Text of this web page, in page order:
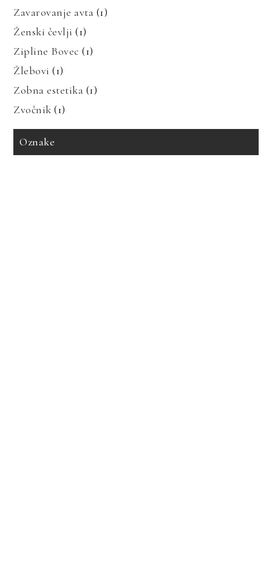
Zavarovanje avta (1)
Ženski čevlji (1)
Zipline Bovec (1)
Žlebovi (1)
Zobna estetika (1)
Zvočnik (1)
Oznake